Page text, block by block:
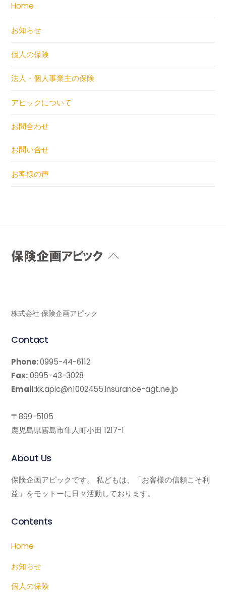
Home
お知らせ
個人の保険
法人・個人事業主の保険
アピックについて
お問合わせ
お問い合せ
お客様の声
Back
株式会社 保険企画アピック
Contact
Phone:0995-44-6112
Fax:0995-43-3028
Email:kk.apic@n1002455.insurance-agt.ne.jp
〒899-5105
鹿児島県霧島市隼人町小田 1217-1
About Us
保険企画アピックです。 私どもは、「お客様の信頼こそ利
益」をモットーに日々活動しております。
Contents
Home
お知らせ
個人の保険